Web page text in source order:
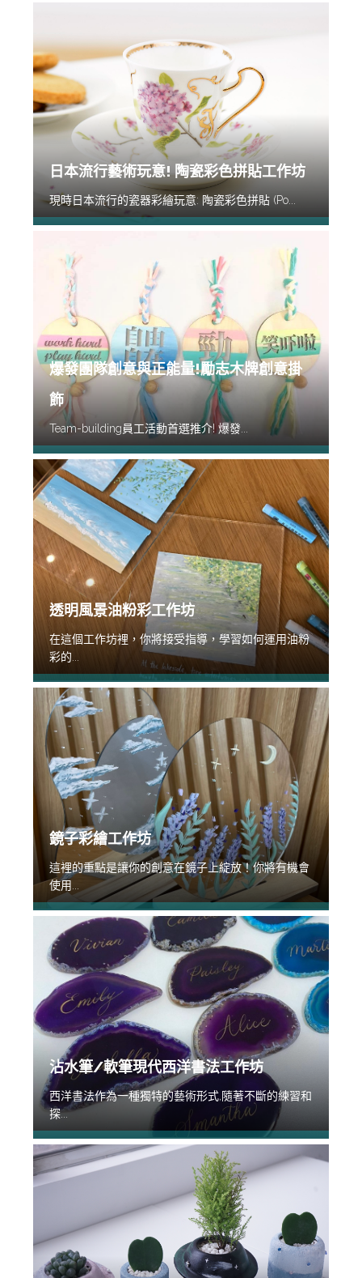
日本流行藝術玩意! 陶瓷彩色拼貼工作坊
現時日本流行的瓷器彩繪玩意: 陶瓷彩色拼貼 (Po...
爆發團隊創意與正能量!勵志木牌創意掛
飾
Team-building員工活動首選推介! 爆發...
透明風景油粉彩工作坊
在這個工作坊裡，你將接受指導，學習如何運用油粉
彩的...
鏡子彩繪工作坊
這裡的重點是讓你的創意在鏡子上綻放！你將有機會
使用...
沾水筆/軟筆現代西洋書法工作坊
西洋書法作為一種獨特的藝術形式,隨著不斷的練習和
探...